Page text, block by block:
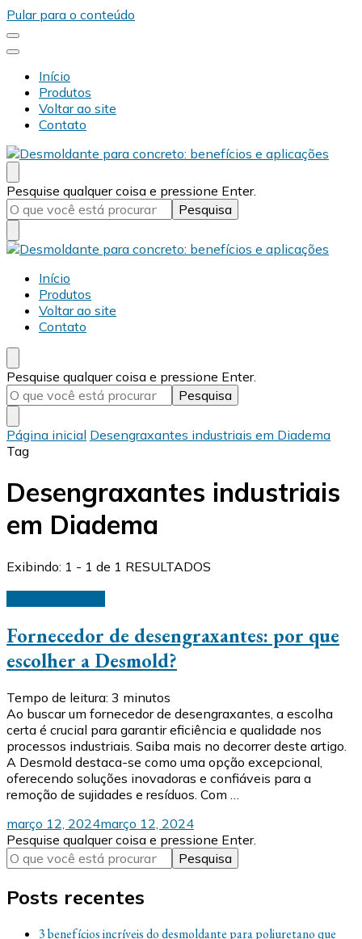
Pular para o conteúdo
Início
Produtos
Voltar ao site
Contato
Desmold
Blog Desmold
Procurando
algo?
Pesquise qualquer coisa e pressione Enter.
Desmold
Blog Desmold
Início
Produtos
Voltar ao site
Contato
Procurando
algo?
Pesquise qualquer coisa e pressione Enter.
Página inicial Desengraxantes industriais em Diadema
Tag
Desengraxantes industriais
em Diadema
Exibindo: 1 - 1 de 1 RESULTADOS
Fornecedor de desengraxantes: por que
escolher a Desmold?
Tempo de leitura: 3 minutos
Ao buscar um fornecedor de desengraxantes, a escolha
certa é crucial para garantir eficiência e qualidade nos
processos industriais. Saiba mais no decorrer deste artigo.
A Desmold destaca-se como uma opção excepcional,
oferecendo soluções inovadoras e confiáveis para a
remoção de sujidades e resíduos. Com …
março 12, 2024março 12, 2024
Procurando
algo?
Pesquise qualquer coisa e pressione Enter.
Posts recentes
3 benefícios incríveis do desmoldante para poliuretano que